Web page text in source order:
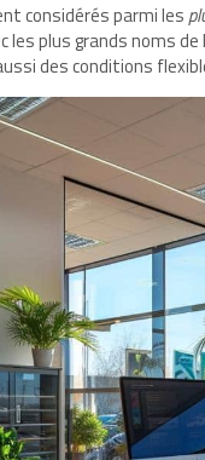
considérés parmi les
les plus grands noms
des conditions